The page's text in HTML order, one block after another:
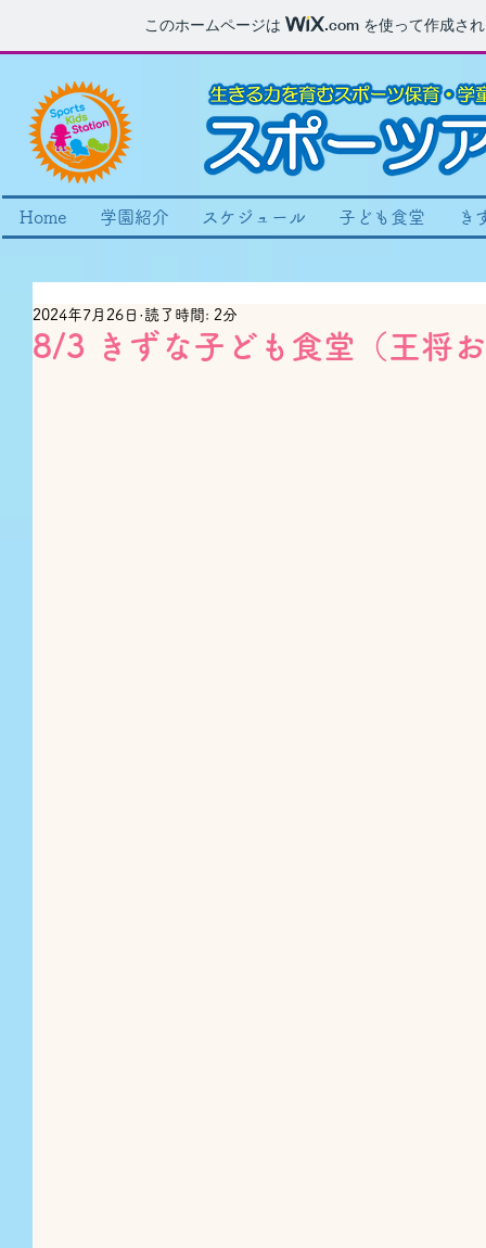
このホームページは .com を使って作成さ
Home 学園紹介 スケジュール 子ども食堂 き
8/3 きずな子ども食堂（王将
2024年7月26日 読了時間: 2分